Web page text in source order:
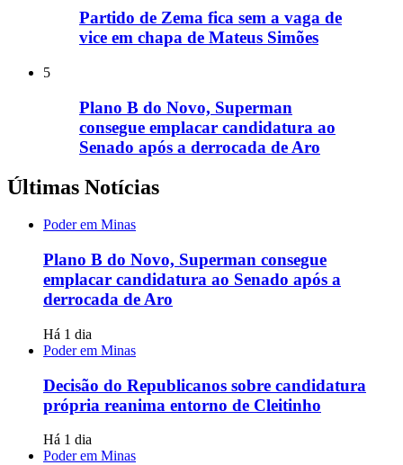
Partido de Zema fica sem a vaga de
vice em chapa de Mateus Simões
5
Plano B do Novo, Superman
consegue emplacar candidatura ao
Senado após a derrocada de Aro
Últimas Notícias
Poder em Minas
Plano B do Novo, Superman consegue
emplacar candidatura ao Senado após a
derrocada de Aro
Há 1 dia
Poder em Minas
Decisão do Republicanos sobre candidatura
própria reanima entorno de Cleitinho
Há 1 dia
Poder em Minas